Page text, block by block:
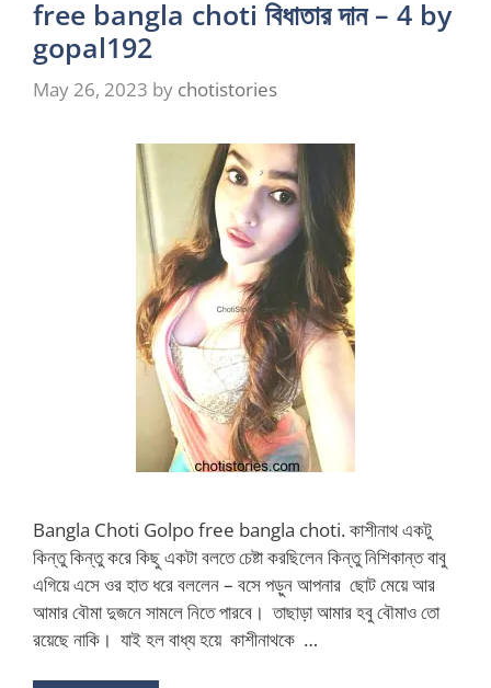
free bangla choti বিধাতার দান – 4 by
gopal192
May 26, 2023 by chotistories
Bangla Choti Golpo free bangla choti. কাশীনাথ একটু
কিন্তু কিন্তু করে কিছু একটা বলতে চেষ্টা করছিলেন কিন্তু নিশিকান্ত বাবু
এগিয়ে এসে ওর হাত ধরে বললেন – বসে পড়ুন আপনার ছোট মেয়ে আর
আমার বৌমা দুজনে সামলে নিতে পারবে। তাছাড়া আমার হবু বৌমাও তো
রয়েছে নাকি। যাই হল বাধ্য হয়ে কাশীনাথকে …